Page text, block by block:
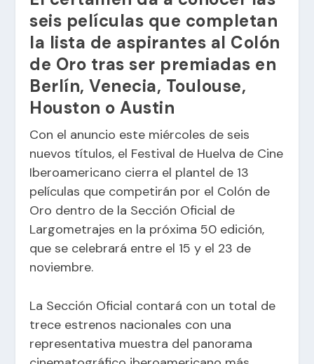
seis películas que completan
la lista de aspirantes al Colón
de Oro tras ser premiadas en
Berlín, Venecia, Toulouse,
Houston o Austin
Con el anuncio este miércoles de seis
nuevos títulos, el Festival de Huelva de Cine
Iberoamericano cierra el plantel de 13
películas que competirán por el Colón de
Oro dentro de la Sección Oficial de
Largometrajes en la próxima 50 edición,
que se celebrará entre el 15 y el 23 de
noviembre.
La Sección Oficial contará con un total de
trece estrenos nacionales con una
representativa muestra del panorama